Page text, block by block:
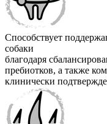
Способствует
собаки
благодаря
пребиотков, а также
клинически